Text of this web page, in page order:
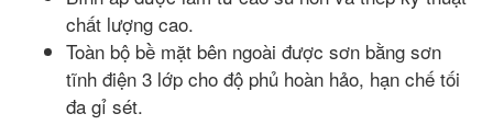
chất lượng cao.
Toàn bộ bề mặt bên ngoài được sơn bằng sơn
tĩnh điện 3 lớp cho độ phủ hoàn hảo, hạn chế tối
đa gỉ sét.